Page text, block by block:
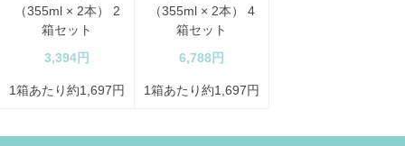
（355ml × 2本） 2
箱セット
3,394円
1箱あたり約1,697円
（355ml × 2本） 4
箱セット
6,788円
1箱あたり約1,697円